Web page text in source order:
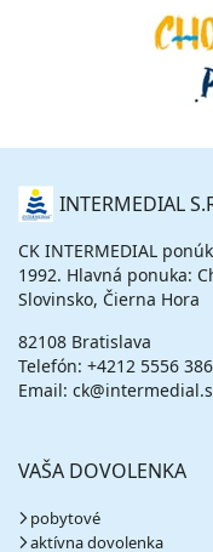
O
NÁS INTERMEDIAL
CK INTERMEDIAL
1992. Hlavná ponuka:
Slovinsko, Čierna Hora
82108 Bratislava
Telefón: +4212 5556
Email:
VAŠA DOVOLENKA
pobytové
aktívna dovolenka